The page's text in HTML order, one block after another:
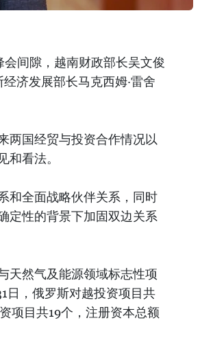
间隙，越南财政部长吴文俊
济发展部长马克西姆·雷舍
两国经贸与投资合作情况以
和看法。
和全面战略伙伴关系，同时
定性的背景下加固双边关系
天然气及能源领域标志性项
日，俄罗斯对越投资项目共
项目共19个，注册资本总额